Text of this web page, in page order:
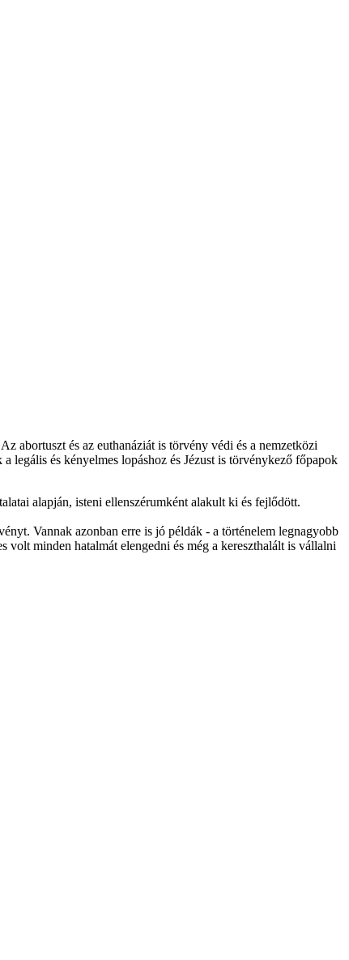
abortuszt és az euthanáziát is törvény védi és a nemzetközi
és kényelmes lopáshoz és Jézust is törvénykező főpapok
alapján, isteni ellenszérumként alakult ki és fejlődött.
Vannak azonban erre is jó példák - a történelem legnagyobb
minden hatalmát elengedni és még a kereszthalált is vállalni